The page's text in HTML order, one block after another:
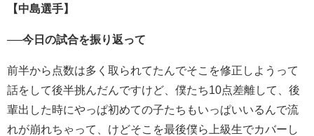
【中島選手】
──今日の試合を振り返って
前半から点数は多く取られてたんでそこを修正しようって
話をして後半挑んだんですけど、僕たち10点差離して、後
輩出した時にやっぱ初めての子たちもいっぱいいるんで流
れが崩れちゃって、けどそこを最後僕ら上級生でカバーし